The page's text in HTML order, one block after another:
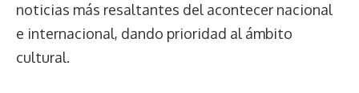
noticias más resaltantes del acontecer nacional
e internacional, dando prioridad al ámbito
cultural.